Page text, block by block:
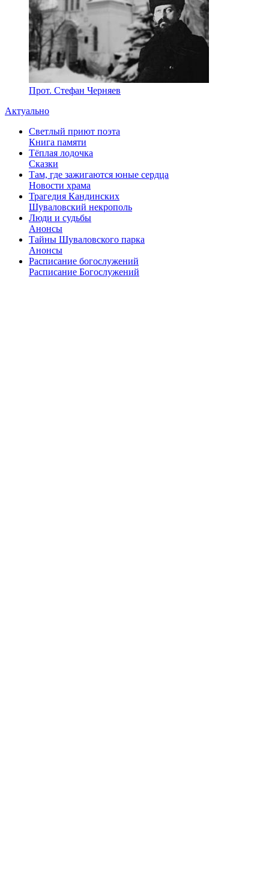
Прот. Стефан Черняев
Актуально
Светлый приют поэта
Книга памяти
Тёплая лодочка
Сказки
Там, где зажигаются юные сердца
Новости храма
Трагедия Кандинских
Шуваловский некрополь
Люди и судьбы
Анонсы
Тайны Шуваловского парка
Анонсы
Расписание богослужений
Расписание Богослужений